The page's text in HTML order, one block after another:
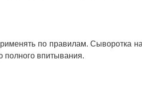
по правилам. Сыворотка
полного впитывания.